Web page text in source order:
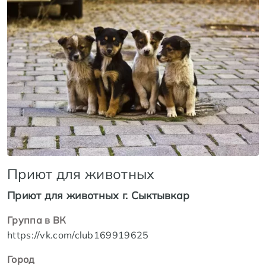
Приют для животных
Приют для животных г. Сыктывкар
Группа в ВК
https://vk.com/club169919625
Город